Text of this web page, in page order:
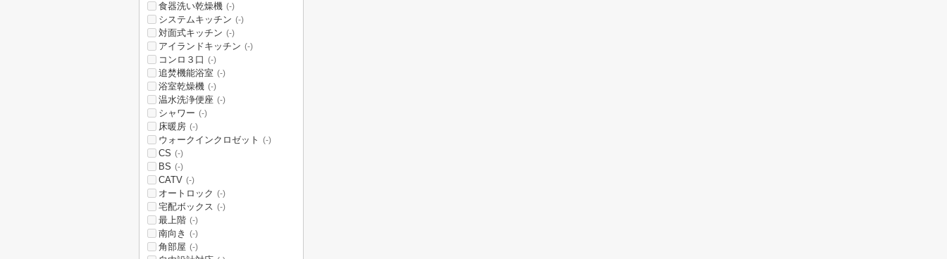
食器洗い乾燥機 (-)
システムキッチン (-)
対面式キッチン (-)
アイランドキッチン (-)
コンロ３口 (-)
追焚機能浴室 (-)
浴室乾燥機 (-)
温水洗浄便座 (-)
シャワー (-)
床暖房 (-)
ウォークインクロゼット (-)
CS (-)
BS (-)
CATV (-)
オートロック (-)
宅配ボックス (-)
最上階 (-)
南向き (-)
角部屋 (-)